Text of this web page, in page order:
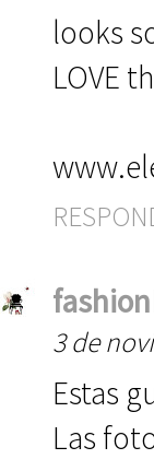
looks
LOVE
3 de
Estas
Las